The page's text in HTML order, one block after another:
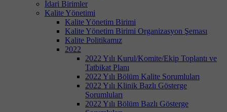
İdari Birimler
Kalite Yönetimi
Kalite Yönetim Birimi
Kalite Yönetim Birimi Organizasyon Şeması
Kalite Politikamız
2022
2022 Yılı Kurul/Komite/Ekip Toplantı ve
Tatbikat Planı
2022 Yılı Bölüm Kalite Sorumluları
2022 Yılı Klinik Bazlı Gösterge
Sorumluları
2022 Yılı Bölüm Bazlı Gösterge